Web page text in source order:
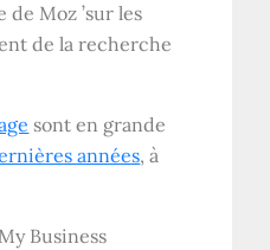
de Moz ’sur les
de la recherche
sont en grande
années, à
Business